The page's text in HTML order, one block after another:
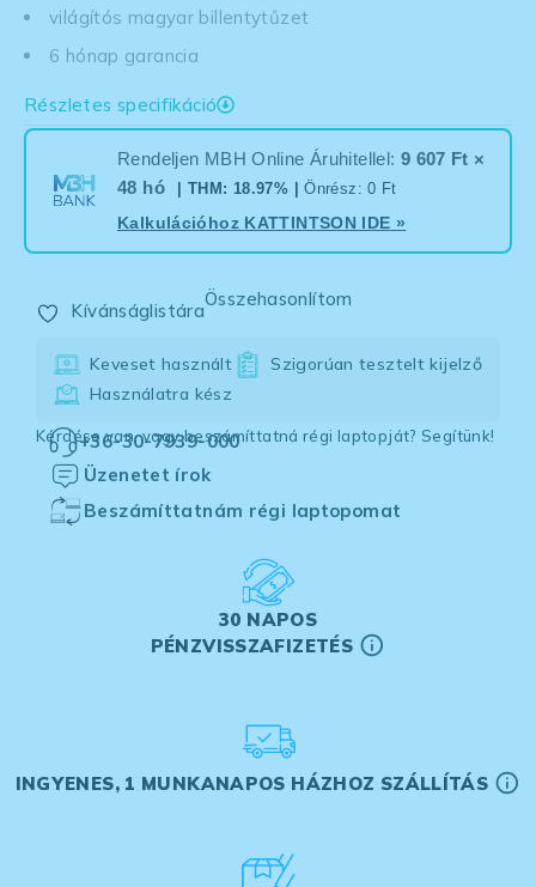
világítós magyar billentytűzet
6 hónap garancia
Részletes specifikáció
Rendeljen MBH Online Áruhitellel: 9 607 Ft ×
48 hó
| THM: 18.97% |Önrész: 0 Ft
Kalkulációhoz KATTINTSON IDE »
Kívánságlistára
Összehasonlítom
Keveset használt
Szigorúan tesztelt kijelző
Használatra kész
Kérdése van, vagy beszámíttatná régi laptopját? Segítünk!
+36-30-7939-000
Üzenetet írok
Beszámíttatnám régi laptopomat
30 NAPOS
PÉNZVISSZAFIZETÉS
INGYENES, 1 MUNKANAPOS HÁZHOZ SZÁLLÍTÁS